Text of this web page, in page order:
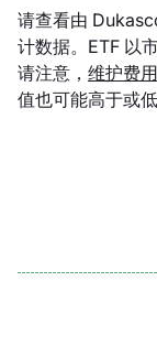
请查看由
计数据。ETF 以
请注意， 维护费用
值也可能高于或